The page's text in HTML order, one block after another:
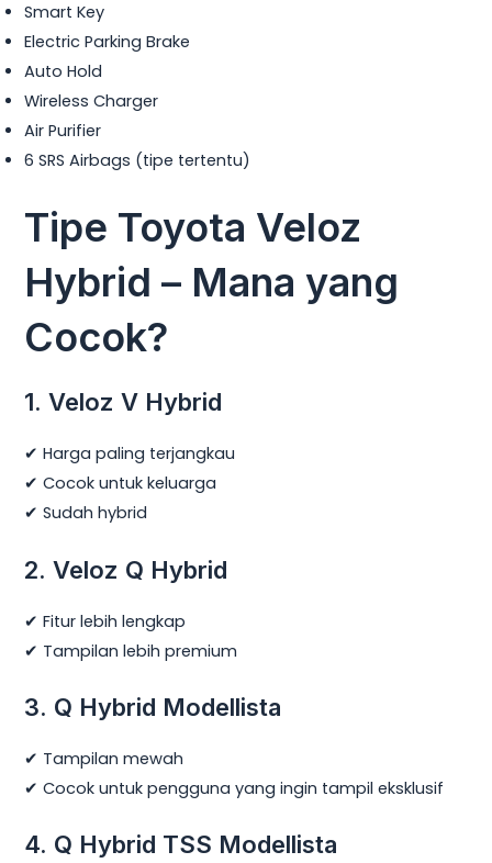
Smart Key
Electric Parking Brake
Auto Hold
Wireless Charger
Air Purifier
6 SRS Airbags (tipe tertentu)
Tipe Toyota Veloz
Hybrid – Mana yang
Cocok?
1. Veloz V Hybrid
✔ Harga paling terjangkau
✔ Cocok untuk keluarga
✔ Sudah hybrid
2. Veloz Q Hybrid
✔ Fitur lebih lengkap
✔ Tampilan lebih premium
3. Q Hybrid Modellista
✔ Tampilan mewah
✔ Cocok untuk pengguna yang ingin tampil eksklusif
4. Q Hybrid TSS Modellista